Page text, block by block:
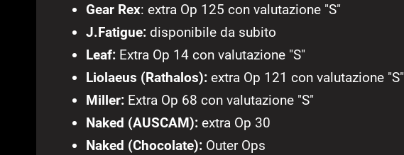
Gear Rex: extra Op 125 con valutazione "S"
J.Fatigue: disponibile da subito
Leaf: Extra Op 14 con valutazione "S"
Liolaeus (Rathalos): extra Op 121 con valutazione "S"
Miller: Extra Op 68 con valutazione "S"
Naked (AUSCAM): extra Op 30
Naked (Chocolate): Outer Ops